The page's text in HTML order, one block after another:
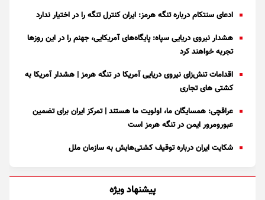
ادعای سنتکام درباره تنگه هرمز: ایران کنترل تنگه را در اختیار ندارد
هشدار نیروی دریایی سپاه: پایگاه‌های آمریکایی، جهنم را در این روز‌ها
تجربه خواهند کرد
اقدامات تنش‌زای نیروی دریایی آمریکا در تنگه هرمز | هشدار آمریکا به
کشتی های تجاری
عراقچی: همسایگان ما، اولویت ما هستند | تمرکز ایران برای تضمین
عبورومرور ایمن در تنگه هرمز است
شکایت ایران درباره توقیف کشتی‌هایش به سازمان ملل
پیشنهاد ویژه